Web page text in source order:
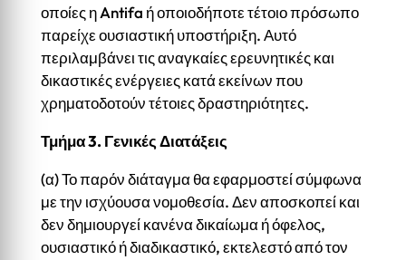
οποίες η Antifa ή οποιοδήποτε τέτοιο πρόσωπο
παρείχε ουσιαστική υποστήριξη. Αυτό
περιλαμβάνει τις αναγκαίες ερευνητικές και
δικαστικές ενέργειες κατά εκείνων που
χρηματοδοτούν τέτοιες δραστηριότητες.
Τμήμα 3. Γενικές Διατάξεις
(α) Το παρόν διάταγμα θα εφαρμοστεί σύμφωνα
με την ισχύουσα νομοθεσία. Δεν αποσκοπεί και
δεν δημιουργεί κανένα δικαίωμα ή όφελος,
ουσιαστικό ή διαδικαστικό, εκτελεστό από τον